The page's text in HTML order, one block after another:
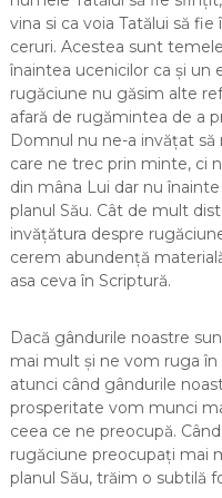
vina si ca voia Tatălui să
ceruri. Acestea sunt
înaintea ucenicilor ca și un
rugăciune nu găsim alte
afară de rugămintea de a
Domnul nu ne-a invățat
care ne trec prin minte, ci
din mâna Lui dar nu
planul Său. Cât de mult
invățătura despre
cerem abundență
asa ceva în Scriptură.
Dacă gândurile noastre
mai mult și ne vom ruga în
atunci când gândurile
prosperitate vom munci
ceea ce ne preocupă.
rugăciune preocupați mai
planul Său, trăim o subtilă